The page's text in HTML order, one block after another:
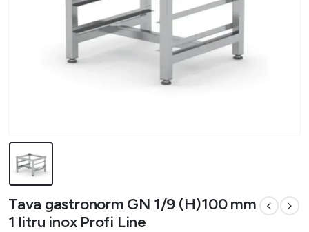
Tava gastronorm GN 1/9 (H)100 mm
1 litru inox Profi Line